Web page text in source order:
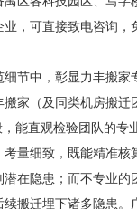
，可直接致电咨询，
节中，彰显力丰搬家
家（及同类机房搬迁
能直观检验团队的专
量细致，既能精准核
在隐患；而不专业的
搬迁埋下诸多隐患。